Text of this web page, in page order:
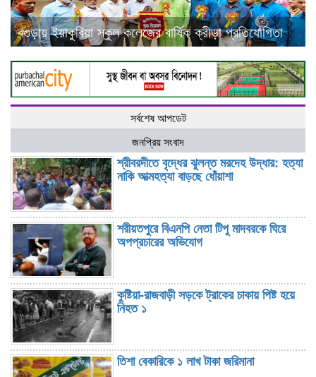
বগুড়ায় ইয়াকুবিয়া স্কুল কলেজের বার্ষিক ক্রীড়া প্রতিযোগিতা
সর্বশেষ আপডেট
জনপ্রিয় সংবাদ
শ্রীবরদীতে বৃদ্ধের ঝুলন্ত মরদেহ উদ্ধার: হত্যা
নাকি আত্মহত্যা বাড়ছে ধোঁয়াশা
শরীয়তপুরে বিএনপি নেতা টিপু মাদবরকে ঘিরে
অপপ্রচারের অভিযোগ
কুষ্টিয়া-রাজবাড়ী সড়কে ট্রাকের চাকায় পিষ্ট হয়ে
নিহত ১
তিশা বেকারিকে ১ লাখ টাকা জরিমানা